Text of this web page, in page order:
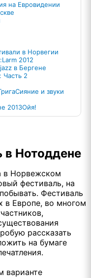
на Евровидении
в Норвегии
2012
в Бергене
Часть 2
Сияние и звуки
2013Ойя!
в Нотоддене
в Норвежском
фестиваль, на
Фестиваль
в Европе, во многом
рассказать
на бумаге